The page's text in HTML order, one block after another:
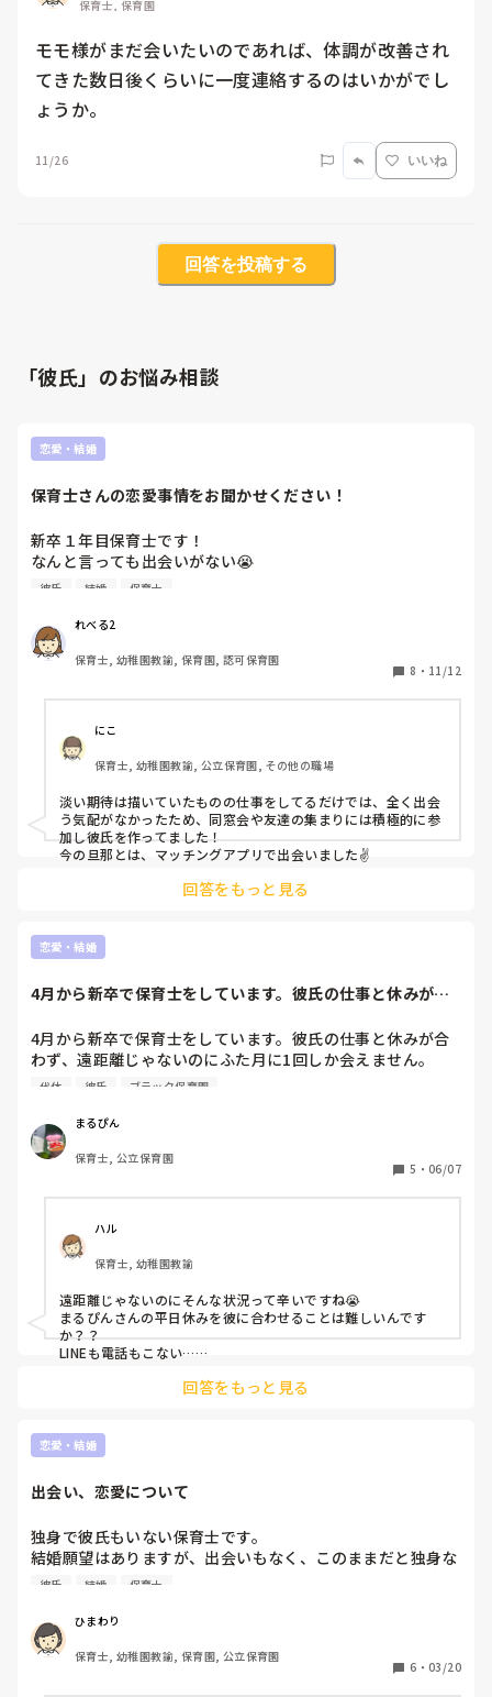
保育士, 保育園
モモ様がまだ会いたいのであれば、体調が改善され
てきた数日後くらいに一度連絡するのはいかがでし
ょうか。
11/26 いいね
回答を投稿する
「彼氏」のお悩み相談
恋愛・結婚
保育士さんの恋愛事情をお聞かせください！
新卒１年目保育士です！
なんと言っても出会いがない😭
というか、出会う場所の知識がないため出会いに繋がらない
社会人になってから出会って付き合ったり結婚した方がいら
っしゃればぜひどういう出会いで恋愛をしたかお聞きしたい
です🥺!
彼氏 結婚 保育士
れべる2
保育士, 幼稚園教諭, 保育園, 認可保育園
8 ・ 11/12
にこ
保育士, 幼稚園教諭, 公立保育園, その他の職場
淡い期待は描いていたものの仕事をしてるだけでは、全く出会
う気配がなかったため、同窓会や友達の集まりには積極的に参
加し彼氏を作ってました！
今の旦那とは、マッチングアプリで出会いました✌️
回答をもっと見る
恋愛・結婚
4月から新卒で保育士をしています。彼氏の仕事と休みが合
4月から新卒で保育士をしています。彼氏の仕事と休みが合
わず、遠距離じゃないのにふた月に1回しか会えません。
私は保育士のため基本土日休みですが、彼は100%平日休み
です。また、私が土曜出勤の代休で平日休みになっても、彼
氏の休みとかぶることはほとんどありません。
彼氏、旦那さんと休みが合わない方はどうコミュニケーショ
ンを取っていますか？
ちなみに彼はブラック企業に勤めているので朝から深夜まで
仕事しており、LINEも電話もほとんどできません。
仕事のつらさと連絡の取れないつらさとで毎日泣いています
😭
代休 彼氏 ブラック保育園
まるぴん
保育士, 公立保育園
5 ・ 06/07
ハル
保育士, 幼稚園教諭
遠距離じゃないのにそんな状況って辛いですね😭
まるぴんさんの平日休みを彼に合わせることは難しいんです
か？？
LINEも電話もこない…
回答をもっと見る
恋愛・結婚
出会い、恋愛について
独身で彼氏もいない保育士です。
結婚願望はありますが、出会いもなく、このままだと独身な
のではって焦っています。
彼氏 結婚 保育士
ひまわり
保育士, 幼稚園教諭, 保育園, 公立保育園
6 ・ 03/20